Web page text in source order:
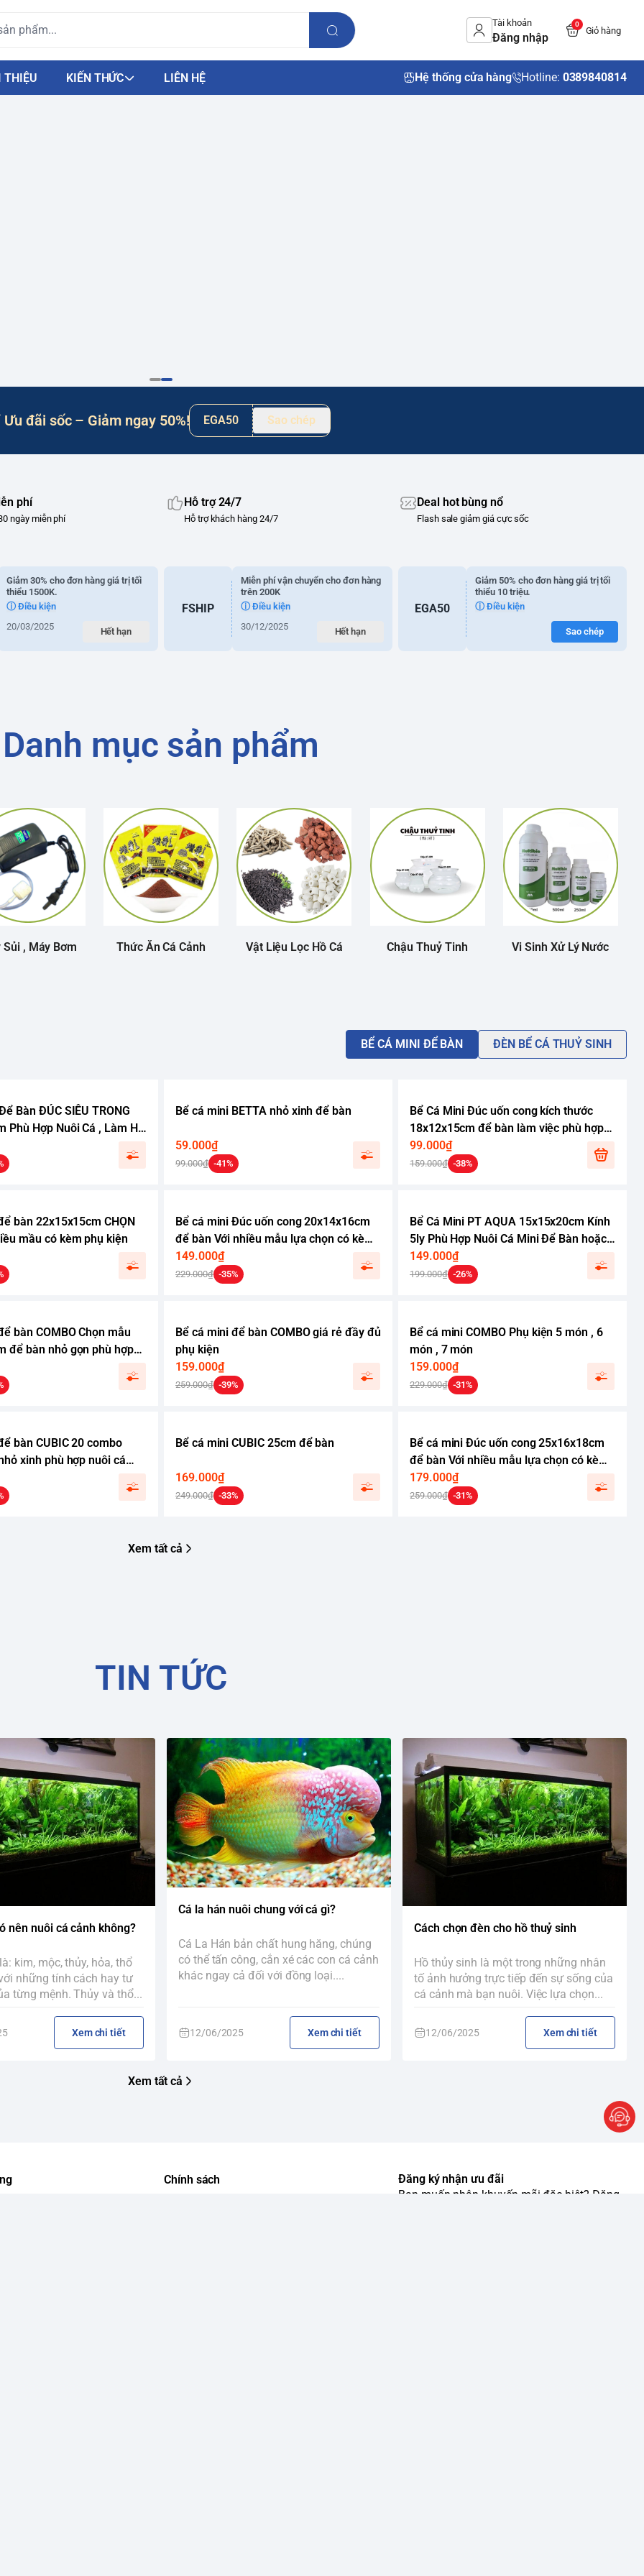
Tài khoản
Đăng nhập
0
Giỏ hàng
THIỆU KIẾN THỨC LIÊN HỆ Hệ thống cửa hàng Hotline: 0389840814
Ưu đãi sốc – Giảm ngay 50%! EGA50 Sao chép
phí
ngày miễn phí
Hỗ trợ 24/7
Hỗ trợ khách hàng 24/7
Deal hot bùng nổ
Flash sale giảm giá cực sốc
Giảm 30% cho đơn hàng giá trị tối
thiểu 1500K.
ⓘ Điều kiện
20/03/2025
Hết hạn
FSHIP
Miễn phí vận chuyển cho đơn hàng
trên 200K
ⓘ Điều kiện
30/12/2025
Hết hạn
EGA50
Giảm 50% cho đơn hàng giá trị tối
thiểu 10 triệu.
ⓘ Điều kiện
Sao chép
Danh mục sản phẩm
Sủi , Máy Bơm Thức Ăn Cá Cảnh Vật Liệu Lọc Hồ Cá Chậu Thuỷ Tinh Vi Sinh Xử Lý Nước
BỂ CÁ MINI ĐỂ BÀN ĐÈN BỂ CÁ THUỶ SINH
Bàn ĐÚC SIÊU TRONG
Phù Hợp Nuôi Cá , Làm Hồ
Bể cá mini BETTA nhỏ xinh để bàn
59.000₫
99.000₫ -41%
Bể Cá Mini Đúc uốn cong kích thước
18x12x15cm để bàn làm việc phù hợp
nuôi cá 7 màu cá betta
99.000₫
159.000₫ -38%
bàn 22x15x15cm CHỌN
mầu có kèm phụ kiện
Bể cá mini Đúc uốn cong 20x14x16cm
để bàn Với nhiều mẫu lựa chọn có kèm
phụ kiện sỏi nền và cây nhựa
149.000₫
229.000₫ -35%
Bể Cá Mini PT AQUA 15x15x20cm Kính
5ly Phù Hợp Nuôi Cá Mini Để Bàn hoặc
Làm Bể Thuỷ Sinh Mini Để Bàn
149.000₫
199.000₫ -26%
bàn COMBO Chọn mẫu
để bàn nhỏ gọn phù hợp
Bể cá mini để bàn COMBO giá rẻ đầy đủ
phụ kiện
159.000₫
259.000₫ -39%
Bể cá mini COMBO Phụ kiện 5 món , 6
món , 7 món
159.000₫
229.000₫ -31%
bàn CUBIC 20 combo
xinh phù hợp nuôi cá
Bể cá mini CUBIC 25cm để bàn
169.000₫
249.000₫ -33%
Bể cá mini Đúc uốn cong 25x16x18cm
để bàn Với nhiều mẫu lựa chọn có kèm
phụ kiện sỏi nền và cây nhựa
179.000₫
259.000₫ -31%
Xem tất cả
TIN TỨC
nên nuôi cá cảnh không?
kim, mộc, thủy, hỏa, thổ
những tính cách hay tư
từng mệnh. Thủy và thổ...
Xem chi tiết
Cá la hán nuôi chung với cá gì?
Cá La Hán bản chất hung hăng, chúng
có thể tấn công, cắn xé các con cá cảnh
khác ngay cả đối với đồng loại....
12/06/2025 Xem chi tiết
Cách chọn đèn cho hồ thuỷ sinh
Hồ thủy sinh là một trong những nhân
tố ảnh hưởng trực tiếp đến sự sống của
cá cảnh mà bạn nuôi. Việc lựa chọn...
12/06/2025 Xem chi tiết
Xem tất cả
Chính sách
Đăng ký nhận ưu đãi
Bạn muốn nhận khuyến mãi đặc biệt? Đăng